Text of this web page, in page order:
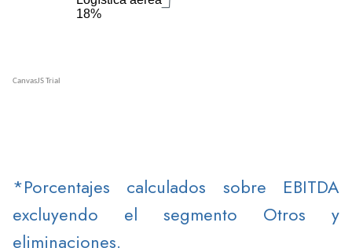
*Porcentajes calculados sobre EBITDA
excluyendo el segmento Otros y
eliminaciones.